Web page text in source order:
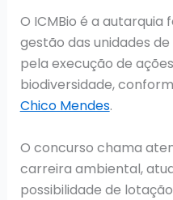
O ICMBio é a
gestão das unidades
pela execução de
biodiversidade,
Chico Mendes.
O concurso chama
carreira ambiental,
possibilidade de